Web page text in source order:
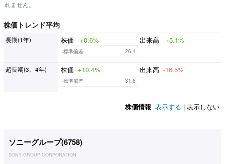
れません。
株価トレンド平均
長期(1年) 株価 +0.6% 出来高 +5.1%
標準偏差 26.1
超長期(3、4年) 株価 +10.4% 出来高 -16.5%
標準偏差 31.6
株価情報 表示する | 表示しない
ソニーグループ(6758)
SONY GROUP CORPORATION